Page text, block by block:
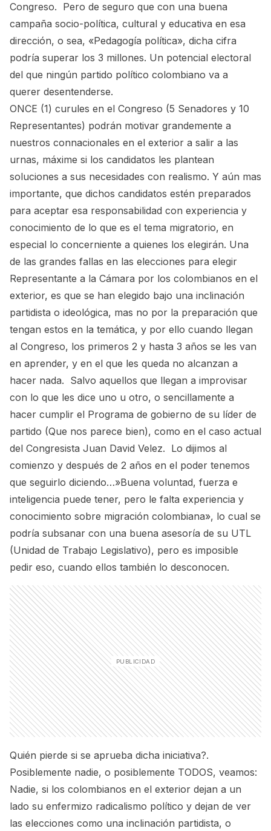
Congreso. Pero de seguro que con una buena
campaña socio-política, cultural y educativa en esa
dirección, o sea, «Pedagogía política», dicha cifra
podría superar los 3 millones. Un potencial electoral
del que ningún partido político colombiano va a
querer desentenderse.
ONCE (1) curules en el Congreso (5 Senadores y 10
Representantes) podrán motivar grandemente a
nuestros connacionales en el exterior a salir a las
urnas, máxime si los candidatos les plantean
soluciones a sus necesidades con realismo. Y aún mas
importante, que dichos candidatos estén preparados
para aceptar esa responsabilidad con experiencia y
conocimiento de lo que es el tema migratorio, en
especial lo concerniente a quienes los elegirán. Una
de las grandes fallas en las elecciones para elegir
Representante a la Cámara por los colombianos en el
exterior, es que se han elegido bajo una inclinación
partidista o ideológica, mas no por la preparación que
tengan estos en la temática, y por ello cuando llegan
al Congreso, los primeros 2 y hasta 3 años se les van
en aprender, y en el que les queda no alcanzan a
hacer nada. Salvo aquellos que llegan a improvisar
con lo que les dice uno u otro, o sencillamente a
hacer cumplir el Programa de gobierno de su líder de
partido (Que nos parece bien), como en el caso actual
del Congresista Juan David Velez. Lo dijimos al
comienzo y después de 2 años en el poder tenemos
que seguirlo diciendo…»Buena voluntad, fuerza e
inteligencia puede tener, pero le falta experiencia y
conocimiento sobre migración colombiana», lo cual se
podría subsanar con una buena asesoría de su UTL
(Unidad de Trabajo Legislativo), pero es imposible
pedir eso, cuando ellos también lo desconocen.
Quién pierde si se aprueba dicha iniciativa?.
Posiblemente nadie, o posiblemente TODOS, veamos:
Nadie, si los colombianos en el exterior dejan a un
lado su enfermizo radicalismo político y dejan de ver
las elecciones como una inclinación partidista, o